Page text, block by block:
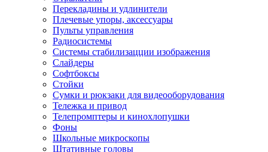
Перекладины и удлинители
Плечевые упоры, аксессуары
Пульты управления
Радиосистемы
Системы стабилизацции изображения
Слайдеры
Софтбоксы
Стойки
Сумки и рюкзаки для видеооборудования
Тележка и привод
Телепромптеры и кинохлопушки
Фоны
Школьные микроскопы
Штативные головы